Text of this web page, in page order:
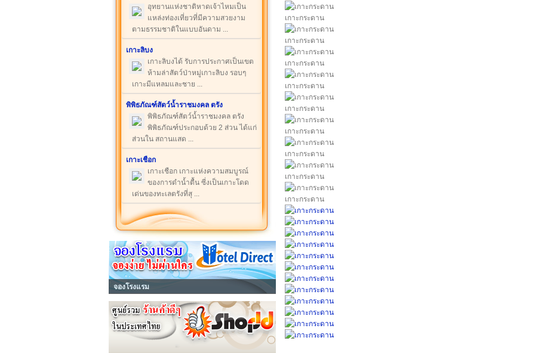
อุทยานแห่งชาติหาดเจ้าไหมเป็น
แหล่งท่องเที่ยวที่มีความสวยงาม
ตามธรรมชาติในแบบอันดาม ...
เกาะลิบง
เกาะลิบงได้ รับการประกาศเป็นเขต
ห้ามล่าสัตว์ป่าหมู่เกาะลิบง รอบๆ
เกาะมีแหลมและชาย ...
พิพิธภัณฑ์สัตว์น้ำราชมงคล ตรัง
พิพิธภัณฑ์สัตว์น้ำราชมงคล ตรัง
พิพิธภัณฑ์ประกอบด้วย 2 ส่วน ได้แก่
ส่วนใน สถานแสด ...
เกาะเชือก
เกาะเชือก เกาะแห่งความสมบูรณ์
ของการดำน้ำตื้น ซี่งเป็นเกาะโดด
เด่นของทะเลตรังที่สุ ...
จองโรงแรม
เกาะกระดาน
เกาะกระดาน
เกาะกระดาน
เกาะกระดาน
เกาะกระดาน
เกาะกระดาน
เกาะกระดาน
เกาะกระดาน
เกาะกระดาน